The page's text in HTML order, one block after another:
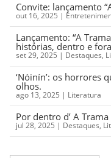
Convite: lançamento
out 16, 2025 |
Lançamento: “A
histórias, dentro e
set 29, 2025 | Destaques,
‘Nóinín’: os horrores
olhos.
ago 13, 2025 | Literatura
Por dentro d’ A
jul 28, 2025 | Destaques,